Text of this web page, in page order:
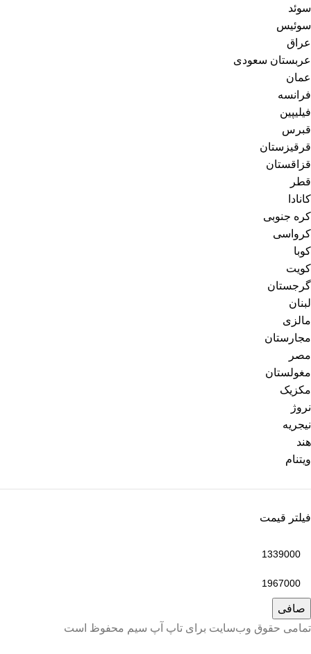
سوئد
سوئیس
عراق
عربستان سعودی
عمان
فرانسه
فیلیپین
قبرس
قرقیزستان
قزاقستان
قطر
کانادا
کره جنوبی
کرواسی
کوبا
کویت
گرجستان
لبنان
مالزی
مجارستان
مصر
مغولستان
مکزیک
نروژ
نیجریه
هند
ویتنام
فیلتر قیمت
صافی
تمامی حقوق وب‌سایت برای تاپ آپ سیم محفوظ است